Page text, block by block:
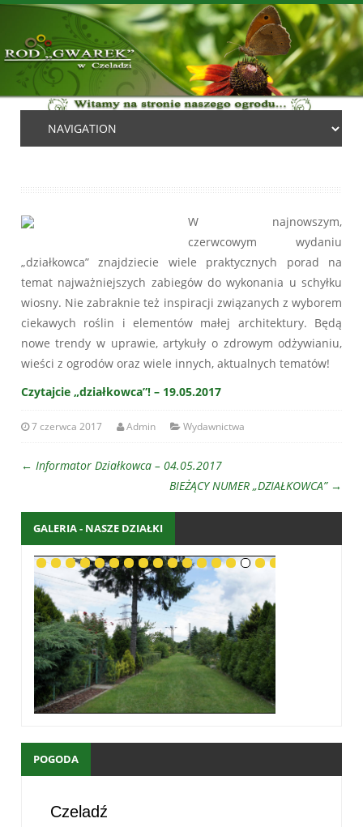
W najnowszym,
czerwcowym wydaniu
„działkowca” znajdziecie wiele praktycznych porad na
temat najważniejszych zabiegów do wykonania u schyłku
wiosny. Nie zabraknie też inspiracji związanych z wyborem
ciekawych roślin i elementów małej architektury. Będą
nowe trendy w uprawie, artykuły o zdrowym odżywianiu,
wieści z ogrodów oraz wiele innych, aktualnych tematów!
Czytajcie „działkowca”! – 19.05.2017
7 czerwca 2017 Admin Wydawnictwa
← Informator Działkowca – 04.05.2017
BIEŻĄCY NUMER „DZIAŁKOWCA” →
GALERIA - NASZE DZIAŁKI
POGODA